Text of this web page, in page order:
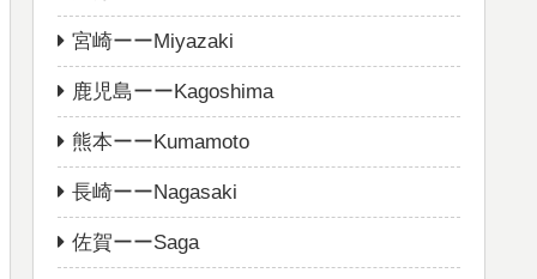
宮崎ーーMiyazaki
鹿児島ーーKagoshima
熊本ーーKumamoto
長崎ーーNagasaki
佐賀ーーSaga